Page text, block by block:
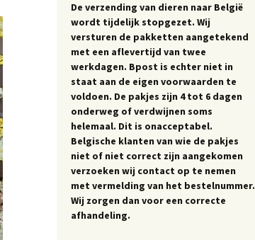
De verzending van dieren naar België
wordt tijdelijk stopgezet. Wij
versturen de pakketten aangetekend
met een aflevertijd van twee
werkdagen. Bpost is echter niet in
staat aan de eigen voorwaarden te
voldoen. De pakjes zijn 4 tot 6 dagen
onderweg of verdwijnen soms
helemaal. Dit is onacceptabel.
Belgische klanten van wie de pakjes
niet of niet correct zijn aangekomen
verzoeken wij contact op te nemen
met vermelding van het bestelnummer.
Wij zorgen dan voor een correcte
afhandeling.